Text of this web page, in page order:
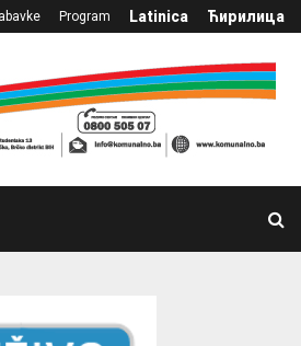
Program Latinica Ћирилица